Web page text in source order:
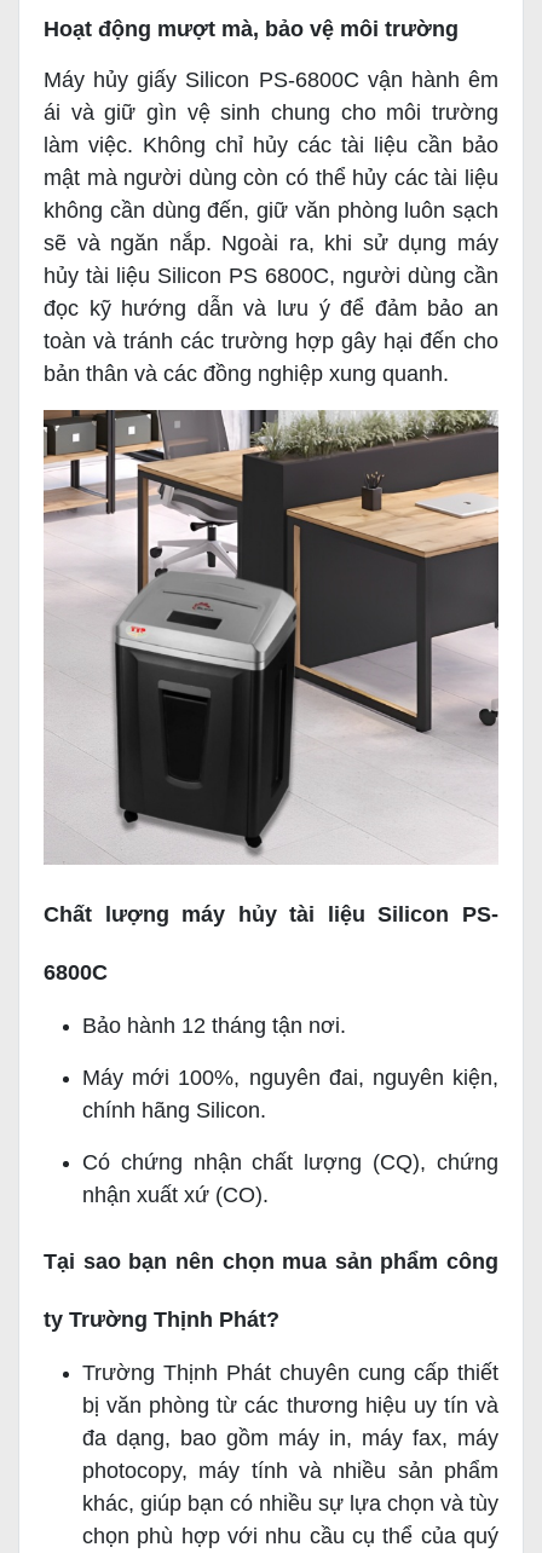
Hoạt động mượt mà, bảo vệ môi trường
Máy hủy giấy Silicon PS-6800C vận hành êm
ái và giữ gìn vệ sinh chung cho môi trường
làm việc. Không chỉ hủy các tài liệu cần bảo
mật mà người dùng còn có thể hủy các tài liệu
không cần dùng đến, giữ văn phòng luôn sạch
sẽ và ngăn nắp. Ngoài ra, khi sử dụng máy
hủy tài liệu Silicon PS 6800C, người dùng cần
đọc kỹ hướng dẫn và lưu ý để đảm bảo an
toàn và tránh các trường hợp gây hại đến cho
bản thân và các đồng nghiệp xung quanh.
Chất lượng máy hủy tài liệu Silicon PS-
6800C
Bảo hành 12 tháng tận nơi.
Máy mới 100%, nguyên đai, nguyên kiện,
chính hãng Silicon.
Có chứng nhận chất lượng (CQ), chứng
nhận xuất xứ (CO).
Tại sao bạn nên chọn mua sản phẩm công
ty Trường Thịnh Phát?
Trường Thịnh Phát chuyên cung cấp thiết
bị văn phòng từ các thương hiệu uy tín và
đa dạng, bao gồm máy in, máy fax, máy
photocopy, máy tính và nhiều sản phẩm
khác, giúp bạn có nhiều sự lựa chọn và tùy
chọn phù hợp với nhu cầu cụ thể của quý